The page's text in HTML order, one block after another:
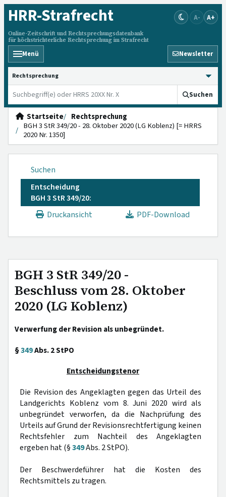
HRR-Strafrecht
Online-Zeitschrift und Rechtsprechungsdatenbank
für höchstrichterliche Rechtsprechung im Strafrecht
A- A+
Menü Newsletter
HRRS durchsuchen
Suchen
Startseite
Rechtsprechung
BGH 3 StR 349/20 - 28. Oktober 2020 (LG Koblenz) [= HRRS
2020 Nr. 1350]
Suchen
Entscheidung
BGH 3 StR 349/20:
Druckansicht
PDF-Download
BGH 3 StR 349/20 -
Beschluss vom 28. Oktober
2020 (LG Koblenz)
Verwerfung der Revision als unbegründet.
§349Abs. 2 StPO
Entscheidungstenor
Die Revision des Angeklagten gegen das Urteil des
Landgerichts Koblenz vom 8. Juni 2020 wird als
unbegründet verworfen, da die Nachprüfung des
Urteils auf Grund der Revisionsrechtfertigung keinen
Rechtsfehler zum Nachteil des Angeklagten
ergeben hat (§349Abs. 2 StPO).
Der Beschwerdeführer hat die Kosten des
Rechtsmittels zu tragen.